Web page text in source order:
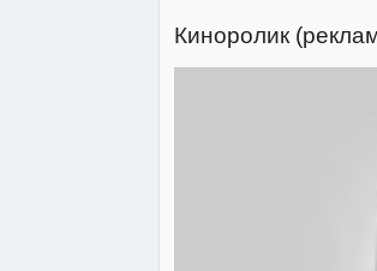
Киноролик